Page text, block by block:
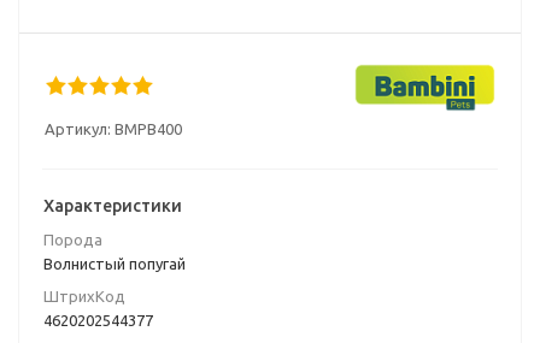
Артикул: BMPB400
Характеристики
Порода
Волнистый попугай
ШтрихКод
4620202544377